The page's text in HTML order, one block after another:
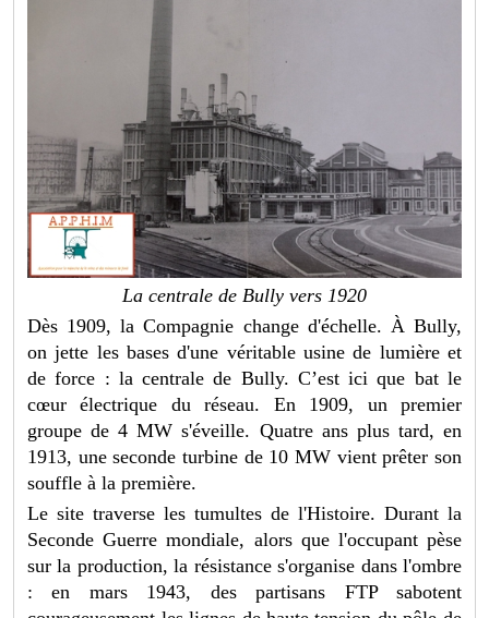
La centrale de Bully vers 1920
Dès 1909, la Compagnie change d'échelle. À Bully,
on jette les bases d'une véritable usine de lumière et
de force : la centrale de Bully. C’est ici que bat le
cœur électrique du réseau. En 1909, un premier
groupe de 4 MW s'éveille. Quatre ans plus tard, en
1913, une seconde turbine de 10 MW vient prêter son
souffle à la première.
Le site traverse les tumultes de l'Histoire. Durant la
Seconde Guerre mondiale, alors que l'occupant pèse
sur la production, la résistance s'organise dans l'ombre
: en mars 1943, des partisans FTP sabotent